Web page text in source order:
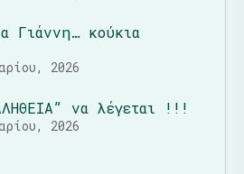
Γιάννη… κούκια
2026
να λέγεται !!!
2026